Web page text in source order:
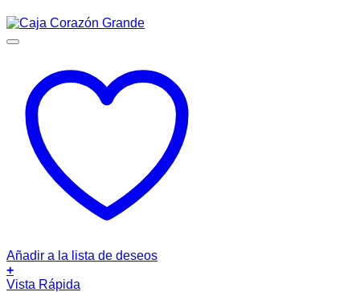
Añadir a la lista de deseos
+
Vista Rápida